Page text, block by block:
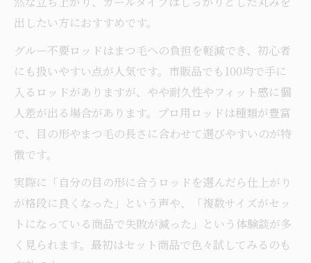
出したい方におすすめです。
グルー不要ロッドはまつ毛への負担を軽減でき、初心者
にも扱いやすい点が人気です。市販品でも100均で手に
入るロッドがありますが、やや耐久性やフィット感に個
人差が出る場合があります。プロ用ロッドは種類が豊富
で、目の形やまつ毛の長さに合わせて選びやすいのが特
徴です。
実際に「自分の目の形に合うロッドを選んだら仕上がり
が格段に良くなった」という声や、「複数サイズがセッ
トになっている商品で失敗が減った」という体験談が多
く見られます。最初はセット商品で色々試してみるのも